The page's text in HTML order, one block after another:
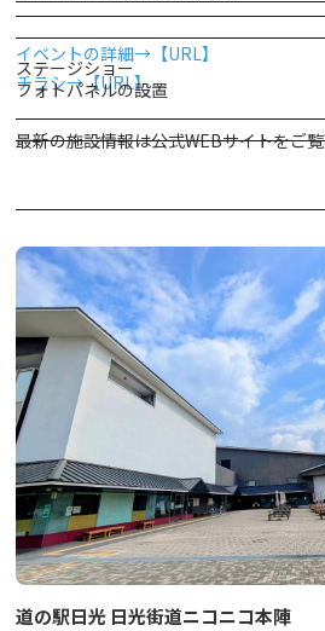
ステージショー
フォトパネルの設置
イベントの詳細→【URL】
チラシ→【URL】
最新の施設情報は公式WEBサイトをご
「世界の遺跡と建築文化を守ろう」と
クスや万里の長城、パルテノン神殿とい
リアやホワイトハウスなどの世界の有
で精巧に再現し展示しているテーマパ
その展示数は100を超え、人間も25分
の目線の高さから建物を見上げると本
建物を飾る彫刻やレリーフ、ステンド
また、建築物を彩るように咲き誇る２
本物！四季により表情を変え、見る者
是非、無料で行われているガイドツア
しく回ってみてください。
道の駅日光 日光街道ニコニコ本陣